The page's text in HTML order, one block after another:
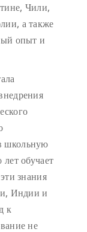
Чили,
а также
опыт и
школьную
обучает
знания
Индии и
к
не